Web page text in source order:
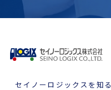
セイノーロジックスを知る